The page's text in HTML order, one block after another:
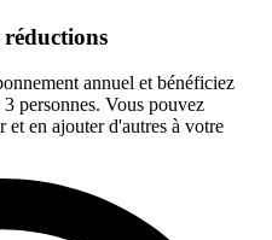
réductions
annuel et bénéficiez
personnes. Vous pouvez
et en ajouter d'autres à votre